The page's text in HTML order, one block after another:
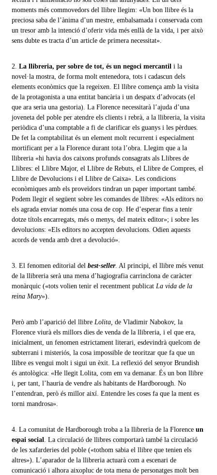
moments més commovedors del llibre llegim: «Un bon llibre és la
preciosa saba de l’ànima d’un mestre, embalsamada i conservada com
un tresor amb la intenció d’oferir vida més enllà de la vida, i per això
sens dubte es tracta d’un article de primera necessitat».
2. La llibreria, per sobre de tot, és un negoci mercantil i la
novel·la mostra, de forma molt entenedora, tots i cadascun dels
elements econòmics que la regeixen. El llibre comença amb la visita
de la protagonista a una entitat bancària i un despatx d’advocats (el
que ara seria una gestoria). La Florence necessitarà l’ajuda d’una
joveneta del poble per atendre els clients i rebrà, a la llibreria, la visita
periòdica d’una comptable a fi de clarificar els guanys i les pèrdues.
De fet la comptabilitat és un element molt recurrent i especialment
mortificant per a la Florence durant tota l’obra. Llegim que a la
llibreria «hi havia dos caixons profunds consagrats als Llibres de
Llibres: el Llibre Major, el Llibre de Rebuts, el Llibre de Compres, el
Llibre de Devolucions i el Llibre de Caixa». Les condicions
econòmiques amb els proveïdors tindran un paper important també.
Podem llegir el següent sobre les comandes de llibres: «Als editors no
els agrada enviar només una cosa de cop. He d’esperar fins a tenir
dotze títols encarregats, més o menys, del mateix editor»; i sobre les
devolucions: «Els editors no accepten devolucions. Odien aquests
acords de venda amb dret a devolució».
3. El fenomen editorial del best-seller. Al principi, el llibre més venut
de la llibreria serà una mena d’hagiografia carrinclona de caràcter
monàrquic («tots volien tenir el recentment publicat La vida de la
reina Mary»).
Però amb l’aparició del llibre Lolita, de Vladimir Nabokov, la
Florence viurà els millors dies de venda de la llibreria, i el que era,
inicialment, un fenomen estrictament literari, esdevindrà quelcom de
subterrani i misteriós, la cosa impossible de teoritzar que fa que un
llibre es vengui molt i sigui un èxit. La reflexió del senyor Brundish
és antològica: «He llegit Lolita, com em va demanar. És un bon llibre
i, per tant, l’hauria de vendre als habitants de Hardborough. No
l’entendran, però és millor així. Entendre les coses fa que la ment es
torni mandrosa».
4. La comunitat de Hardborough troba a la llibreria de la Florence un
espai social . La circulació de llibres comportarà també la circulació
de les xafarderies del poble («tothom sabia el llibre que tenien els
altres»). L’aparador de la llibreria actuarà com a escenari de
comunicació i alhora aixopluc de tota mena de personatges molt ben